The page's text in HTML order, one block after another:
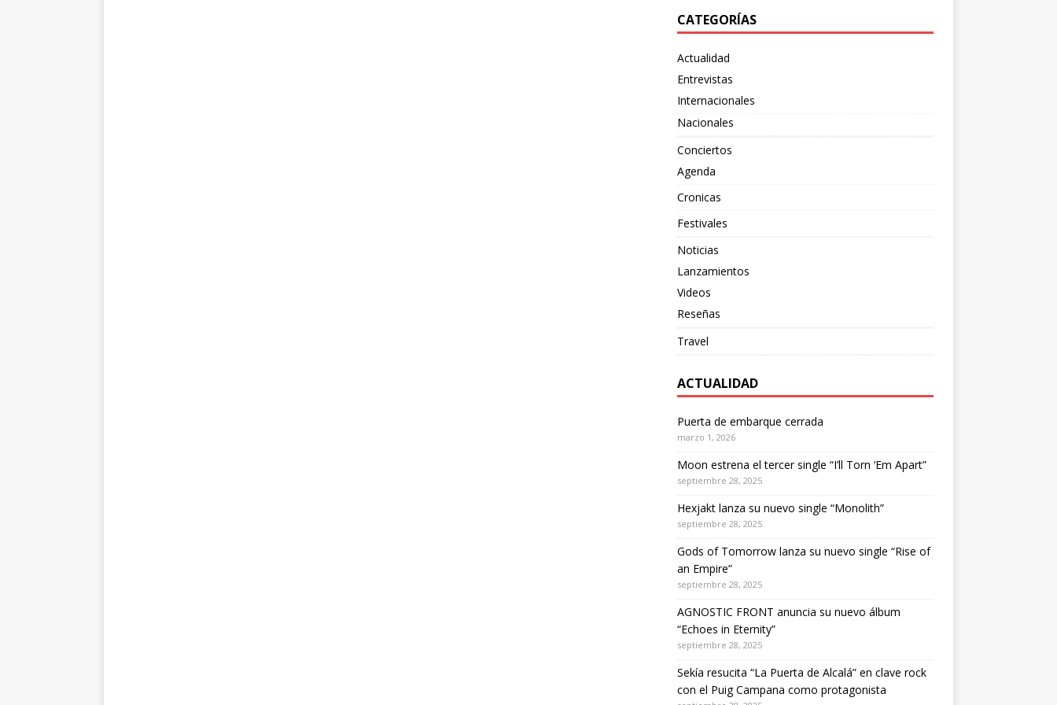
CATEGORÍAS
Actualidad
Entrevistas
Internacionales
Nacionales
Conciertos
Agenda
Cronicas
Festivales
Noticias
Lanzamientos
Videos
Reseñas
Travel
ACTUALIDAD
Puerta de embarque cerrada
marzo 1, 2026
Moon estrena el tercer single “I’ll Torn ‘Em Apart”
septiembre 28, 2025
Hexjakt lanza su nuevo single “Monolith”
septiembre 28, 2025
Gods of Tomorrow lanza su nuevo single “Rise of
an Empire”
septiembre 28, 2025
AGNOSTIC FRONT anuncia su nuevo álbum
“Echoes in Eternity”
septiembre 28, 2025
Sekía resucita “La Puerta de Alcalá” en clave rock
con el Puig Campana como protagonista